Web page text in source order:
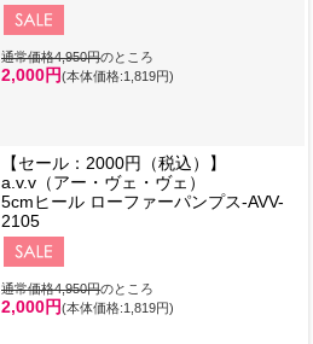
通常価格4,950円のところ
2,000円(本体価格:1,819円)
【セール：2000円（税込）】
a.v.v（アー・ヴェ・ヴェ）
5cmヒール ローファーパンプス-AVV-
2105
通常価格4,950円のところ
2,000円(本体価格:1,819円)